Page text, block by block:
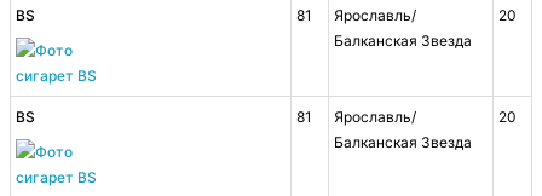
BS 81
Ярославль/
Балканская Звезда
20
BS 81
Ярославль/
Балканская Звезда
20